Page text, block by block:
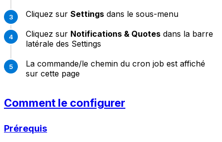
Cliquez sur Settings dans le sous-menu
Cliquez sur Notifications & Quotes dans la barre
latérale des Settings
La commande/le chemin du cron job est affiché
sur cette page
Comment le configurer
Prérequis